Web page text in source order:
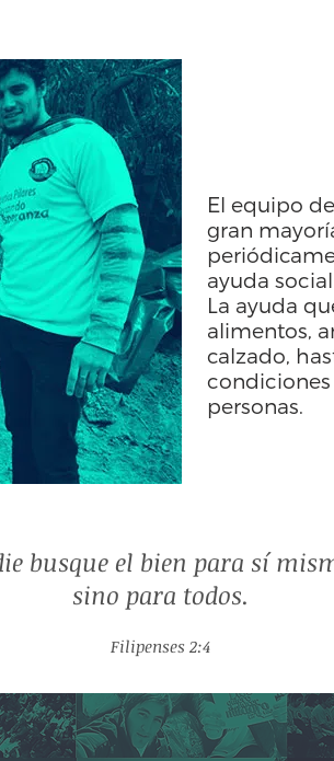
El equipo
gran
ayuda
La ayuda
alimentos,
calzado,
condiciones
personas.
busque el bien para sí
sino para todos.
Filipenses 2:4